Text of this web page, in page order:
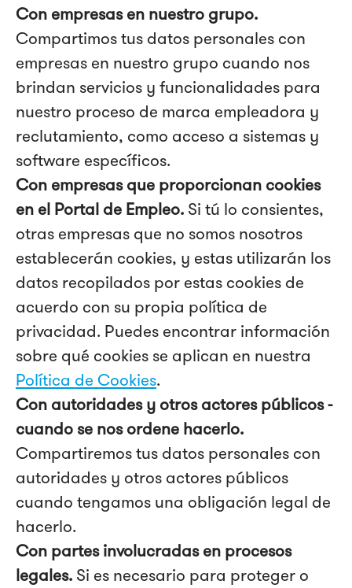
Con empresas en nuestro grupo.
Compartimos tus datos personales con
empresas en nuestro grupo cuando nos
brindan servicios y funcionalidades para
nuestro proceso de marca empleadora y
reclutamiento, como acceso a sistemas y
software específicos.
Con empresas que proporcionan cookies
en el Portal de Empleo. Si tú lo consientes,
otras empresas que no somos nosotros
establecerán cookies, y estas utilizarán los
datos recopilados por estas cookies de
acuerdo con su propia política de
privacidad. Puedes encontrar información
sobre qué cookies se aplican en nuestra
Política de Cookies.
Con autoridades y otros actores públicos -
cuando se nos ordene hacerlo.
Compartiremos tus datos personales con
autoridades y otros actores públicos
cuando tengamos una obligación legal de
hacerlo.
Con partes involucradas en procesos
legales. Si es necesario para proteger o